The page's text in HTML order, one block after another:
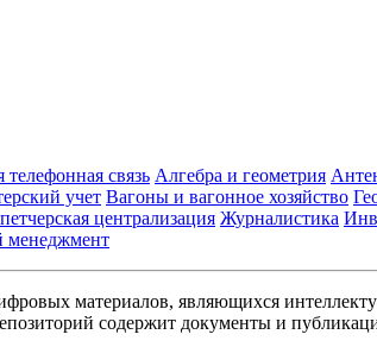
телефонная связь Алгебра и геометрия
учет Вагоны и вагонное хозяйство
централизация Журналистика
материалов, являющихся
содержит документы и